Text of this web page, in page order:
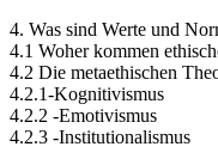
4. Was sind Werte und
4.1 Woher kommen
4.2 Die metaethischen
4.2.1-Kognitivismus
4.2.2 -Emotivismus
4.2.3 -Institutionalismus